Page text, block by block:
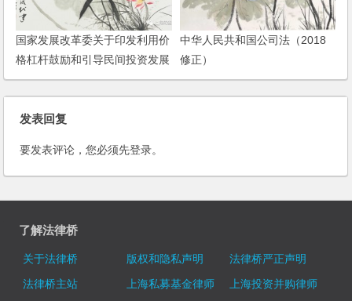
国家发展改革委关于印发利用价
格杠杆鼓励和引导民间投资发展
的实施意见的通知
中华人民共和国公司法（2018
修正）
发表回复
要发表评论，您必须先登录。
了解法律桥
关于法律桥 版权和隐私声明
法律桥严正声明
法律桥主站
上海私募基金律师
上海投资并购律师